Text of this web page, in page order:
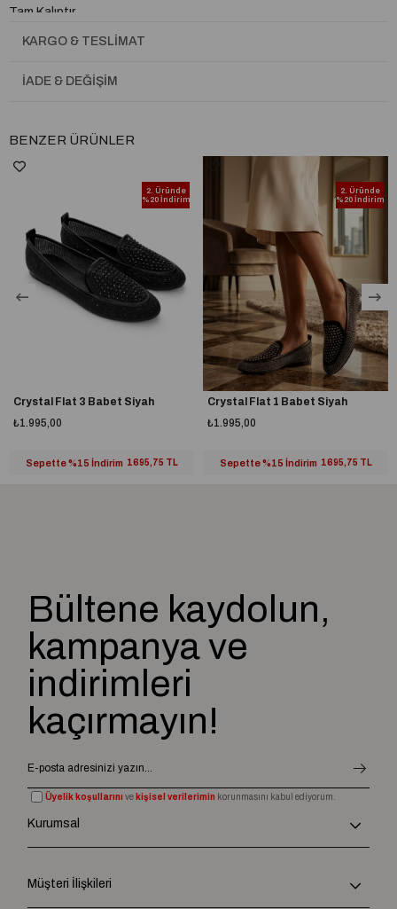
Tam Kalıptır.
KARGO & TESLIMAT
İADE & DEĞIŞIM
BENZER ÜRÜNLER
2. Üründe
%20 İndirim
Crystal Flat 3 Babet Siyah
₺1.995,00
Sepette %15 İndirim 1695,75 TL
2. Üründe
%20 İndirim
Crystal Flat 1 Babet Siyah
₺1.995,00
Sepette %15 İndirim 1695,75 TL
Bültene kaydolun,
kampanya ve
indirimleri
kaçırmayın!
Üyelik koşullarını ve kişisel verilerimin korunmasını kabul ediyorum.
Kurumsal
Müşteri İlişkileri